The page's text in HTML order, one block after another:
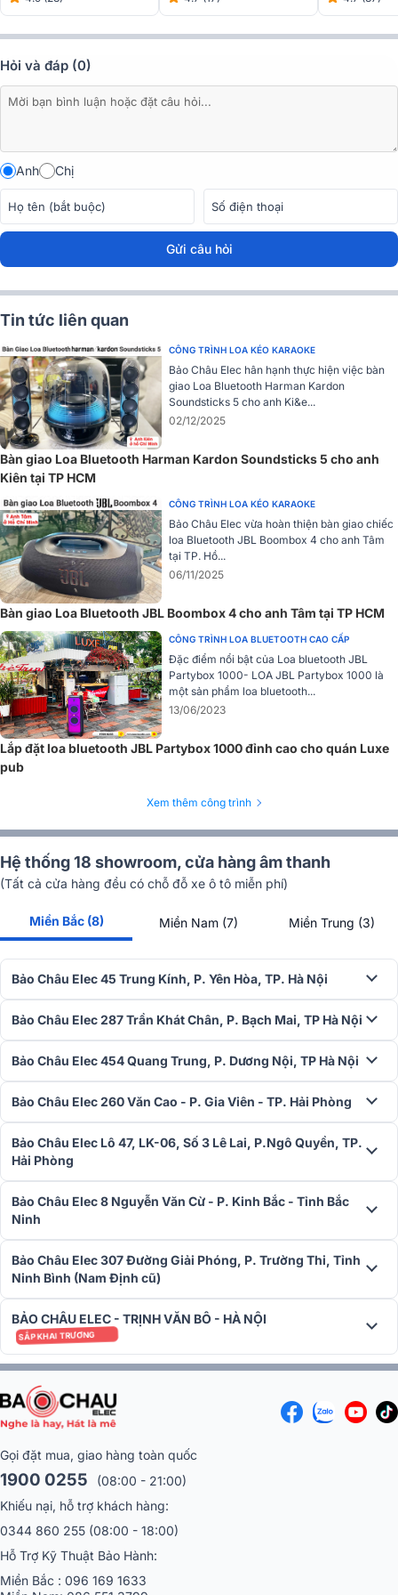
Âm thanh tốt hơn đi khắp nơi
Loa nghe nhạc Sony SRS-XE200có bộ khuếch tán hình dạng
đường thẳng sẽ giúp âm nhạc của bạn được truyền đi xa hơn, ngay
cả bên cạnh loa. Lấy cảm hứng từ các hệ thống âm thanh được sử
dụng tại các buổi hòa nhạc chuyên nghiệp.
Với bộ khuếch tán hình dạng đường thẳng, âm thanh lan rộng hơn
đến khu vực phía trước của loa cho phép bạn thưởng thức chất
cạnh loa. Điều này có nghĩa là mọi người trong địa điểm của bạn có
Không giống như loa thông thường, với hầu hết năng lượng tập
trung từ tâm của hình nón, Bộ khuếch tán hình dạng đường thẳng
độc đáo của chúng tôi sẽ tái tập trung âm thanh qua một khẩu độ
hẹp. Sự gia tăng năng lượng áp suất âm thanh sẽ lan truyền âm
thanh bằng nhau theo từng hướng xa hơn và rộng hơn ra khỏi loa.
Tích hợp bộ loa X-Balanced
Không giống như màng loa tròn trong bộ loa thông thường, Bộ loa
Hỏi và đáp (0)
Anh Chị
Gửi câu hỏi
Tin tức liên quan
CÔNG TRÌNH LOA KÉO KARAOKE
Bảo Châu Elec hân hạnh thực hiện việc bàn
giao Loa Bluetooth Harman Kardon
Soundsticks 5 cho anh Ki&e...
02/12/2025
Bàn giao Loa Bluetooth Harman Kardon Soundsticks 5 cho anh
Kiên tại TP HCM
CÔNG TRÌNH LOA KÉO KARAOKE
Bảo Châu Elec vừa hoàn thiện bàn giao chiếc
loa Bluetooth JBL Boombox 4 cho anh Tâm
tại TP. Hồ...
06/11/2025
Bàn giao Loa Bluetooth JBL Boombox 4 cho anh Tâm tại TP HCM
CÔNG TRÌNH LOA BLUETOOTH CAO CẤP
Đặc điểm nổi bật của Loa bluetooth JBL
Partybox 1000- LOA JBL Partybox 1000 là
một sản phẩm loa bluetooth...
13/06/2023
Lắp đặt loa bluetooth JBL Partybox 1000 đỉnh cao cho quán Luxe
pub
Xem thêm công trình
Hệ thống 18 showroom, cửa hàng âm thanh
(Tất cả cửa hàng đều có chỗ đỗ xe ô tô miễn phí)
Miền Bắc (8) Miền Nam (7) Miền Trung (3)
Bảo Châu Elec 45 Trung Kính, P. Yên Hòa, TP. Hà Nội
Bảo Châu Elec 287 Trần Khát Chân, P. Bạch Mai, TP Hà Nội
Bảo Châu Elec 454 Quang Trung, P. Dương Nội, TP Hà Nội
Bảo Châu Elec 260 Văn Cao - P. Gia Viên - TP. Hải Phòng
Bảo Châu Elec Lô 47, LK-06, Số 3 Lê Lai, P.Ngô Quyền, TP.
Hải Phòng
Bảo Châu Elec 8 Nguyễn Văn Cừ - P. Kinh Bắc - Tỉnh Bắc
Ninh
Bảo Châu Elec 307 Đường Giải Phóng, P. Trường Thi, Tỉnh
Ninh Bình (Nam Định cũ)
BẢO CHÂU ELEC - TRỊNH VĂN BÔ - HÀ NỘI
SẮP KHAI TRƯƠNG
Gọi đặt mua, giao hàng toàn quốc
1900 0255
(08:00 - 21:00)
Khiếu nại, hỗ trợ khách hàng:
0344 860 255 (08:00 - 18:00)
Hỗ Trợ Kỹ Thuật Bảo Hành:
Miền Bắc : 096 169 1633